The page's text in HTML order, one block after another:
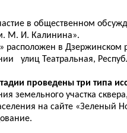
в общественном
М. И. Калинина».
в Дзержинском
улиц Театральная,
проведены три типа
земельного участка сквера,
на сайте «Зеленый